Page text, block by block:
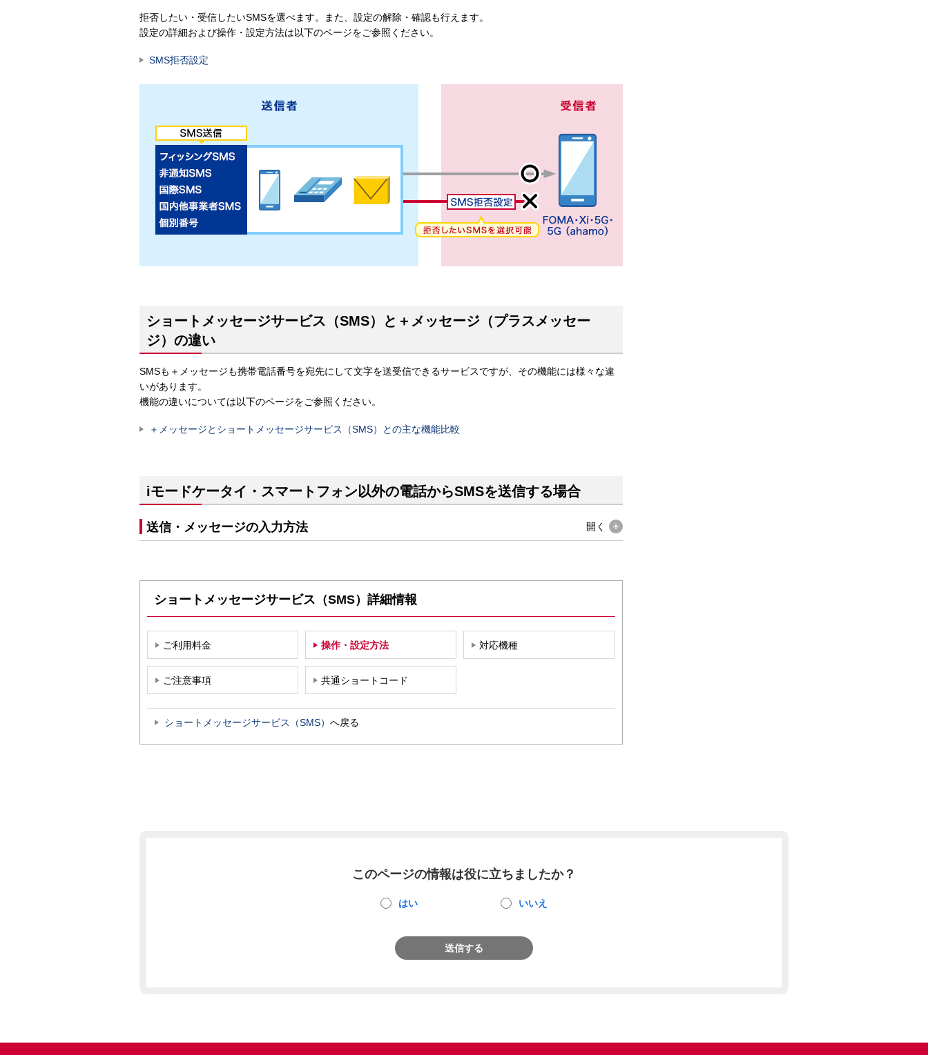
拒否したい・受信したいSMSを選べます。また、設定の解除・確認も行えます。
設定の詳細および操作・設定方法は以下のページをご参照ください。
SMS拒否設定
ショートメッセージサービス（SMS）と＋メッセージ（プラスメッセー
ジ）の違い
SMSも＋メッセージも携帯電話番号を宛先にして文字を送受信できるサービスですが、その機能には様々な違
いがあります。
機能の違いについては以下のページをご参照ください。
＋メッセージとショートメッセージサービス（SMS）との主な機能比較
iモードケータイ・スマートフォン以外の電話からSMSを送信する場合
送信・メッセージの入力方法 開く
ショートメッセージサービス（SMS）詳細情報
ご利用料金 操作・設定方法 対応機種
ご注意事項 共通ショートコード
ショートメッセージサービス（SMS） へ戻る
このページの情報は役に立ちましたか？
はい いいえ
送信する